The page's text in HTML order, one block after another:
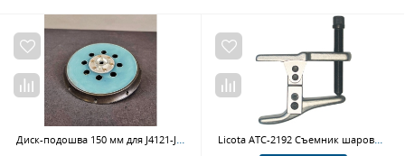
Диск-подошва 150 мм для J4121-J4115-J4121 JETA PRO J4121059 Licota ATC-2192 Съемник шаровых соединений 50-80 мм